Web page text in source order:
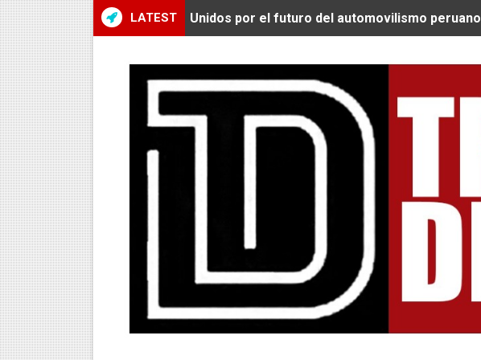
LATEST Unidos por el futuro del automovilismo peruano
Radamel Falcao: “Espero seguir construyendo
MARATÓN DE LIMA: EL CHEQUEO MÉDICO
CLAUDIO PIZARRO: "YO ESPERABA MUCHO
URUBAMBA CORONÓ A LOS ARGENTINOS
SANTÍSIMO DOWNHILL 2026: CICLISTAS DE
Se inauguró el Campeonato Nacional Sub 15 de
ÁNGELO CARO SE CONSAGRA SUBCAMPEÓN